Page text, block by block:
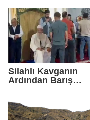
Silahlı Kavganın
Ardından Barış